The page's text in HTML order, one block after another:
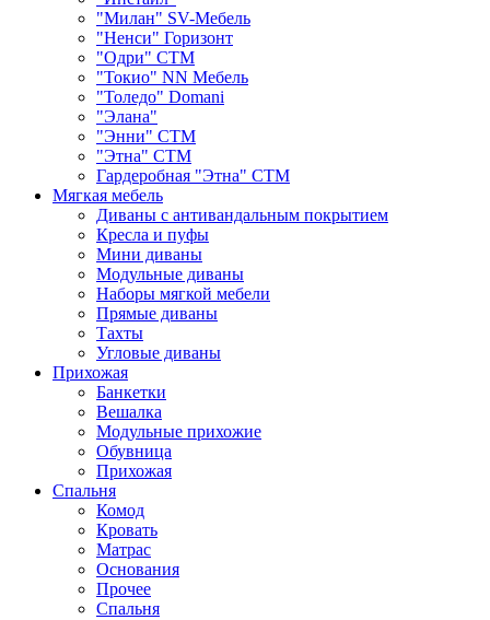
"Милан" SV-Мебель
"Ненси" Горизонт
"Одри" СТМ
"Токио" NN Мебель
"Толедо" Domani
"Элана"
"Энни" СТМ
"Этна" СТМ
Гардеробная "Этна" СТМ
Мягкая мебель
Диваны с антивандальным покрытием
Кресла и пуфы
Мини диваны
Модульные диваны
Наборы мягкой мебели
Прямые диваны
Тахты
Угловые диваны
Прихожая
Банкетки
Вешалка
Модульные прихожие
Обувница
Прихожая
Спальня
Комод
Кровать
Матраc
Основания
Прочее
Спальня